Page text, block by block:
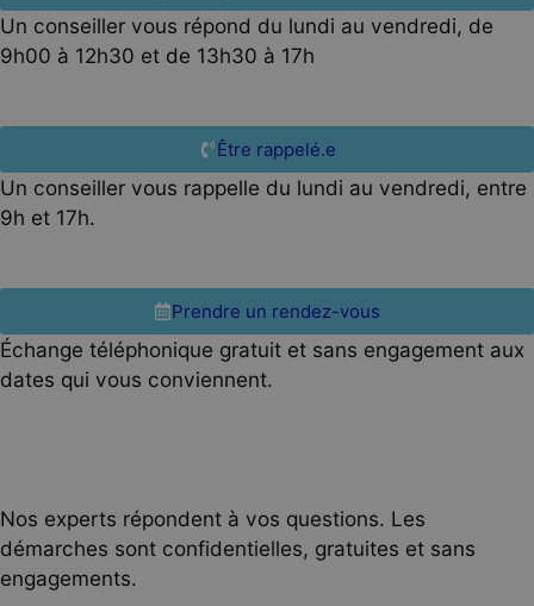
Un conseiller vous répond du lundi au vendredi, de
9h00 à 12h30 et de 13h30 à 17h
Être rappelé.e
Un conseiller vous rappelle du lundi au vendredi, entre
9h et 17h.
Prendre un rendez-vous
Échange téléphonique gratuit et sans engagement aux
dates qui vous conviennent.
Nos experts répondent à vos questions. Les
démarches sont confidentielles, gratuites et sans
engagements.